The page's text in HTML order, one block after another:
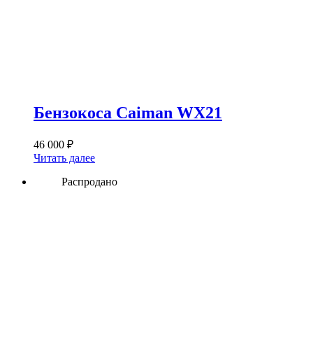
Бензокоса Caiman WX21
46 000 ₽
Читать далее
Распродано